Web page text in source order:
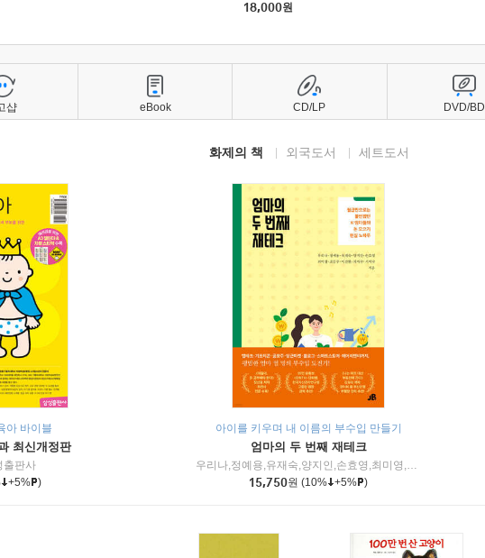
18,000원
화제의 책 외국도서 세트도서
아 바이블
최신개정판
출판사
+5% )
아이를 키우며 내 이름의 부수입 만들기
엄마의 두 번째 재테크
우리나,정예용,유재숙,양지인,손효영,최미영,조민주,이진현,차미숙,서미숙 저
15,750원 (10% +5% )
샵 eBook CD/LP DVD/BD